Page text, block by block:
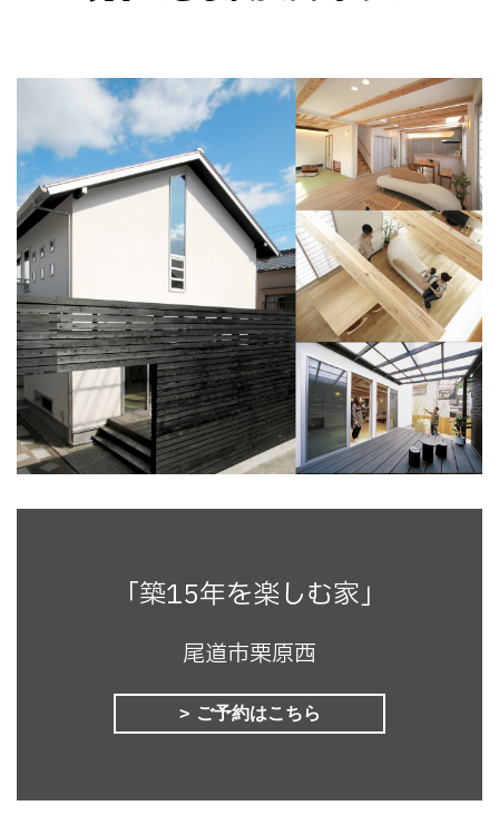
「築15年を楽しむ家」
尾道市栗原西
ご予約はこちら